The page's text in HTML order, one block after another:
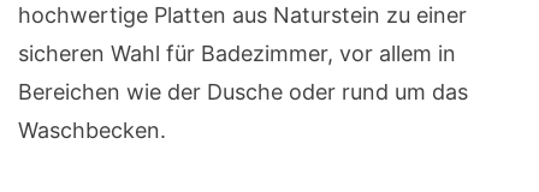
hochwertige Platten aus Naturstein zu einer
sicheren Wahl für Badezimmer, vor allem in
Bereichen wie der Dusche oder rund um das
Waschbecken.